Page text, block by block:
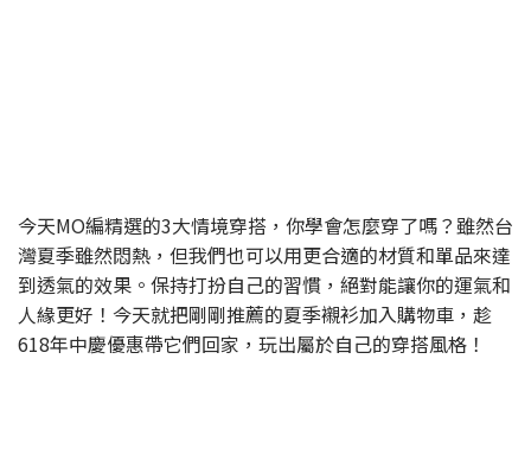
今天MO編精選的3大情境穿搭，你學會怎麼穿了嗎？雖然台
灣夏季雖然悶熱，但我們也可以用更合適的材質和單品來達
到透氣的效果。保持打扮自己的習慣，絕對能讓你的運氣和
人緣更好！今天就把剛剛推薦的夏季襯衫加入購物車，趁
618年中慶優惠帶它們回家，玩出屬於自己的穿搭風格！